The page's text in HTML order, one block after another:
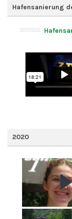
Hafensanierung
2020